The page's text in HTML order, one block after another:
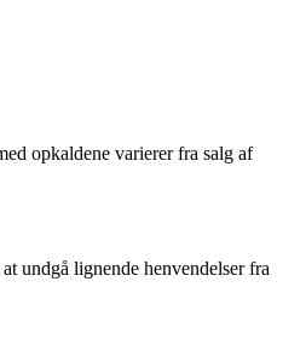
opkaldene varierer fra salg af
undgå lignende henvendelser fra